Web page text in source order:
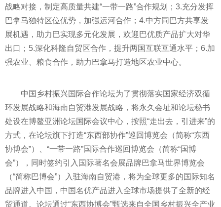
战略对接，制定高质量共建“一带一路”合作规划；3.充分发挥
巴拿马独特区位优势，加强运河合作；4.中方同巴方共享发
展机遇，助力巴实现多元化发展，欢迎巴优质产品扩大对华
出口；5.深化科隆自贸区合作，提升两国互联互通水平 ；6.加
强农业、粮食合作，助力巴拿马打造地区农业中心。
中国乡村振兴国际合作论坛为了贯彻落实国家经济双循
环发展战略和海南自贸港发展战略，将永久会址和论坛秘书
处设在博鳌亚洲论坛国际会议中心，按照“走出去，引进来”的
方式，在论坛旗下打造“东西部协作”巡回博览会（简称“东西
协博会”）、“一带一路”国际合作巡回博览会（简称“国博
会”），同时签约引入国际著名会展品牌巴拿马世界博览会
（“简称巴博会”）入驻海南自贸港，将为全球更多的国际知名
品牌进入中国，中国名优产品进入全球市场提供了全新的经
贸通道。论坛通过“东西协博会”甄选来自全国乡村振兴全产业